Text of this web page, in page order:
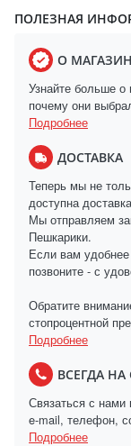
ПОЛЕЗНАЯ
О
Узнайте больше
почему они
Подробнее
ДОСТАВКА
Теперь мы не
доступна
Мы отправляем
Пешкарики.
Если вам
позвоните - с
Обратите
стопроцентной
Подробнее
ВСЕГДА НА
Связаться с
e-mail, телефон,
Подробнее